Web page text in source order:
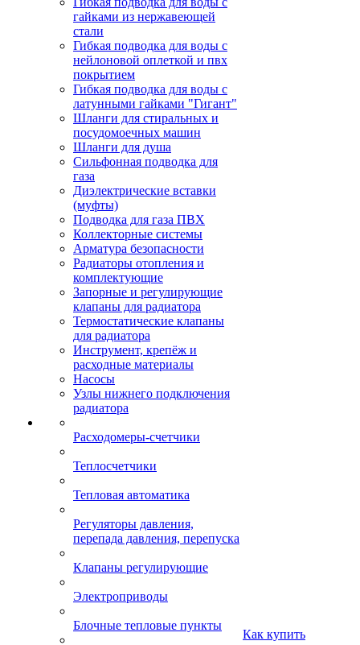
гайками из нержавеющей
стали
Гибкая подводка для воды с
нейлоновой оплеткой и пвх
покрытием
Гибкая подводка для воды с
латунными гайками "Гигант"
Шланги для стиральных и
посудомоечных машин
Шланги для душа
Сильфонная подводка для
газа
Диэлектрические вставки
(муфты)
Подводка для газа ПВХ
Коллекторные системы
Арматура безопасности
Радиаторы отопления и
комплектующие
Запорные и регулирующие
клапаны для радиатора
Термостатические клапаны
для радиатора
Инструмент, крепёж и
расходные материалы
Насосы
Узлы нижнего подключения
радиатора
Расходомеры-счетчики
Теплосчетчики
Тепловая автоматика
Регуляторы давления,
перепада давления, перепуска
Клапаны регулирующие
Электроприводы
Блочные тепловые пункты
Как купить